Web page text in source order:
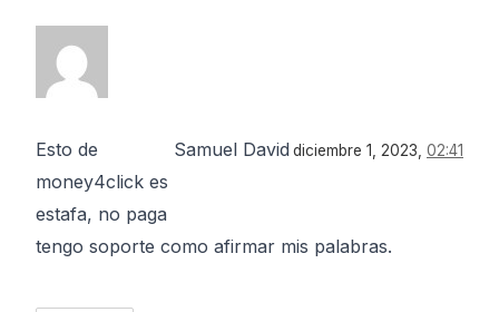
Samuel David diciembre 1, 2023, 02:41
Esto de
money4click es
estafa, no paga
tengo soporte como afirmar mis palabras.